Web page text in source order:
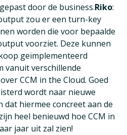
door de business.Riko:
zou er een turn-key
worden die voor bepaalde
voorziet. Deze kunnen
geïmplementeerd
vanuit verschillende
CCM in the Cloud. Goed
wordt naar nieuwe
dat hiermee concreet aan de
heel benieuwd hoe CCM in
jaar uit zal zien!